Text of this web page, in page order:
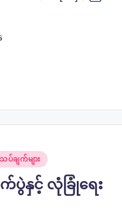
ချက်များ
ပွဲနှင့် လုံခြုံရေး